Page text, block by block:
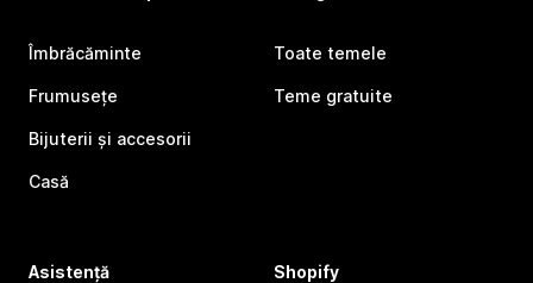
Îmbrăcăminte
Frumusețe
Bijuterii și accesorii
Casă
Toate temele
Teme gratuite
Asistență Shopify